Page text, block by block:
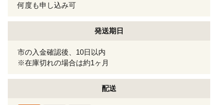
何度も申し込み可
発送期日
市の入金確認後、10日以内
※在庫切れの場合は約1ヶ月
配送